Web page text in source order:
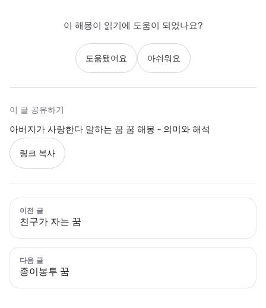
이 해몽이 읽기에 도움이 되었나요?
도움됐어요 아쉬워요
이 글 공유하기
아버지가 사랑한다 말하는 꿈 꿈 해몽 - 의미와 해석
링크 복사
이전 글
친구가 자는 꿈
다음 글
종이봉투 꿈